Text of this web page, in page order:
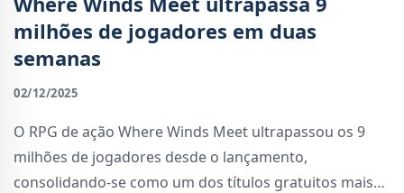
milhões de jogadores em duas
semanas
02/12/2025
O RPG de ação Where Winds Meet ultrapassou os 9
milhões de jogadores desde o lançamento,
consolidando-se como um dos títulos gratuitos mais